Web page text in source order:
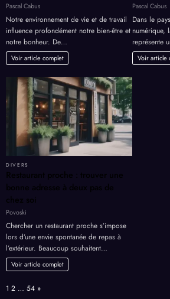
Pascal Cabus
Notre environnement de vie et de travail
influence profondément notre bien-être et
notre bonheur. De…
Voir article complet
Pascal Cabus
Dans le
numérique,
représente
Voir article
DIVERS
Restaurant proche : trouver une
bonne adresse à deux pas de
chez soi
Povoski
Chercher un restaurant proche s’impose
lors d’une envie spontanée de repas à
l’extérieur. Beaucoup souhaitent…
Voir article complet
Page:
1 2 … 54 Next
»